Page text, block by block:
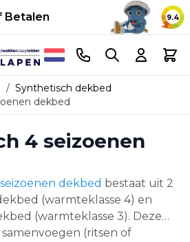
Betalen 9.4
Telefoonnummer
Search Cart
/ Synthetisch dekbed
dekbed
4 seizoenen
dekbed bestaat uit 2
(warmteklasse 4) en
(warmteklasse 3). Deze
(ritsen of